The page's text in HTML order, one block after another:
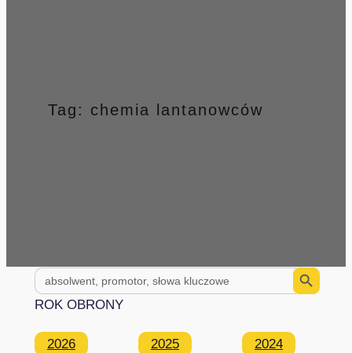
Tag: chemia lantanowców
Search
for:
Search Button
ROK OBRONY
2026 2025 2024